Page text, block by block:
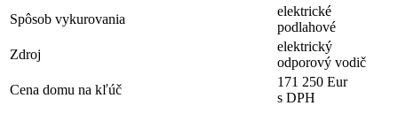
Spôsob vykurovania
elektrické
podlahové
Zdroj
elektrický
odporový vodič
Cena domu na kľúč
171 250 Eur
s DPH